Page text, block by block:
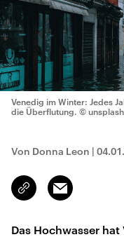
Venedig im Winter: Jedes
die Überflutung. ©
Von Donna Leon |
Link
kopieren/teilen
Email
Das Hochwasser